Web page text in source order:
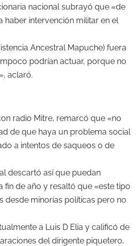
nacional subrayó que «de
haber intervención militar en el
Ancestral Mapuche) fuera
podrían actuar, porque no
aclaró.
radio Mitre, remarcó que «no
de que haya un problema social
a intentos de saqueos o de
descartó así que puedan
fin de año y resaltó que «este tipo
desde minorías políticas pero no
a Luis D Elia y calificó de
del dirigente piquetero,